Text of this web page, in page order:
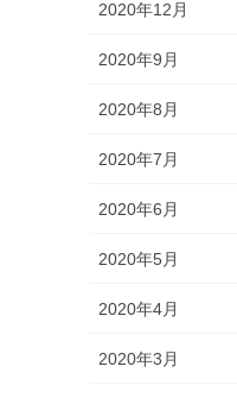
2020年12月
2020年9月
2020年8月
2020年7月
2020年6月
2020年5月
2020年4月
2020年3月